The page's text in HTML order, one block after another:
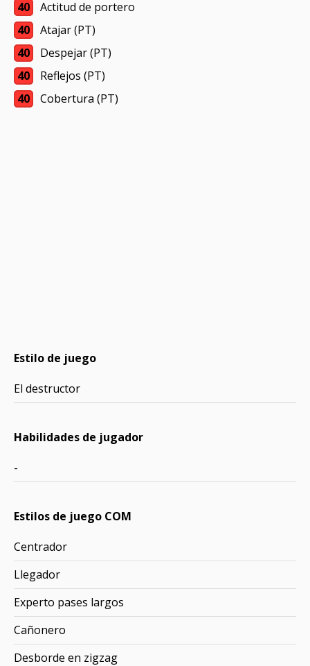
40
Actitud de portero
40
Atajar (PT)
40
Despejar (PT)
40
Reflejos (PT)
40
Cobertura (PT)
Estilo de juego
El destructor
Habilidades de jugador
-
Estilos de juego COM
Centrador
Llegador
Experto pases largos
Cañonero
Desborde en zigzag